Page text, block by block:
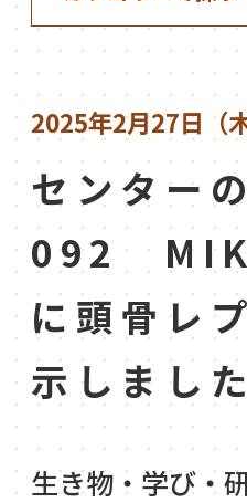
2025年2月27日（木
センター
092
に頭骨レ
示しました
生き物・学び・